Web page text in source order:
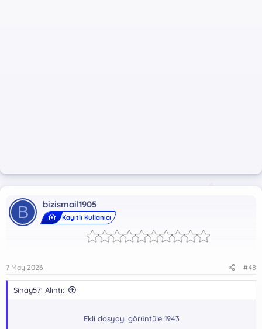
B bizismail1905
Kayıtlı Kullanıcı
7 May 2026 #48
Sinay57' Alıntı:
Ekli dosyayı görüntüle 1943